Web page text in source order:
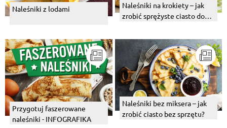
Naleśniki z lodami
Naleśniki na krokiety – jak
zrobić sprężyste ciasto do
Przygotuj faszerowane
naleśniki - INFOGRAFIKA
Naleśniki bez miksera – jak
zrobić ciasto bez sprzętu?